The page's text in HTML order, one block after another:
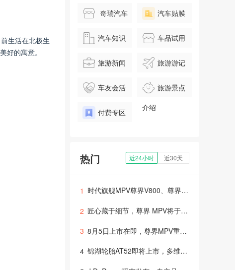
生活在北极生
好的寓意。
奇瑞汽车 汽车贴膜
汽车知识 车品试用
旅游新闻 旅游游记
车友会活
动
旅游景点
介绍
付费专区
热门 近24小时 近30天
1 时代旗舰MPV尊界V800、尊界V680上市，售价64.8万元起
2 匠心藏于细节，尊界 MPV将于8月5日正式上市
3 8月5日上市在即，尊界MPV重新定义超豪华出行体验？
4 锦湖轮胎AT52即将上市，多维度技术支撑全场景出行需求，打造全地形轮胎新选择